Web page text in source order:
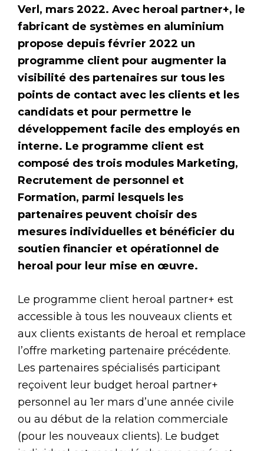
Verl, mars 2022. Avec heroal partner+, le
fabricant de systèmes en aluminium
propose depuis février 2022 un
programme client pour augmenter la
visibilité des partenaires sur tous les
points de contact avec les clients et les
candidats et pour permettre le
développement facile des employés en
interne. Le programme client est
composé des trois modules Marketing,
Recrutement de personnel et
Formation, parmi lesquels les
partenaires peuvent choisir des
mesures individuelles et bénéficier du
soutien financier et opérationnel de
heroal pour leur mise en œuvre.
Le programme client heroal partner+ est
accessible à tous les nouveaux clients et
aux clients existants de heroal et remplace
l’offre marketing partenaire précédente.
Les partenaires spécialisés participant
reçoivent leur budget heroal partner+
personnel au 1er mars d’une année civile
ou au début de la relation commerciale
(pour les nouveaux clients). Le budget